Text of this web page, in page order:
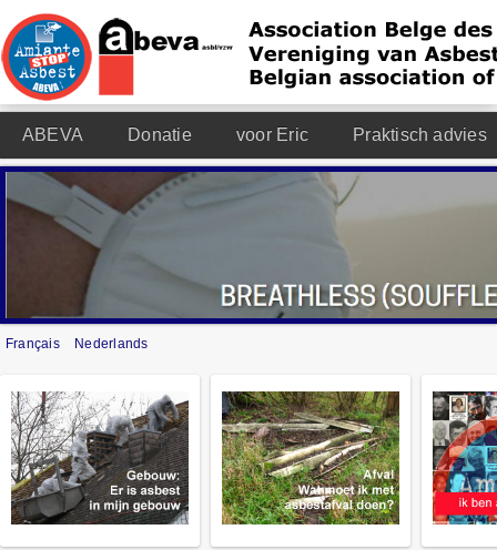
ABEVA Donatie voor Eric Praktisch advies
Français Nederlands